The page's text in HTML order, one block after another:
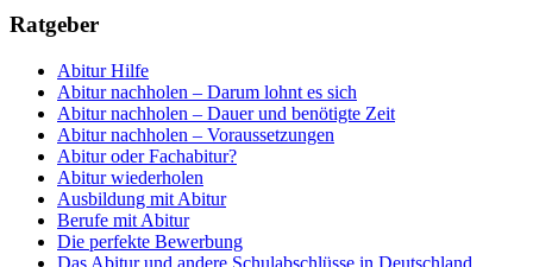
Ratgeber
Abitur Hilfe
Abitur nachholen – Darum lohnt es sich
Abitur nachholen – Dauer und benötigte Zeit
Abitur nachholen – Voraussetzungen
Abitur oder Fachabitur?
Abitur wiederholen
Ausbildung mit Abitur
Berufe mit Abitur
Die perfekte Bewerbung
Das Abitur und andere Schulabschlüsse in Deutschland